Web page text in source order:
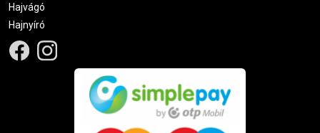
Hajvágó
Hajnyíró